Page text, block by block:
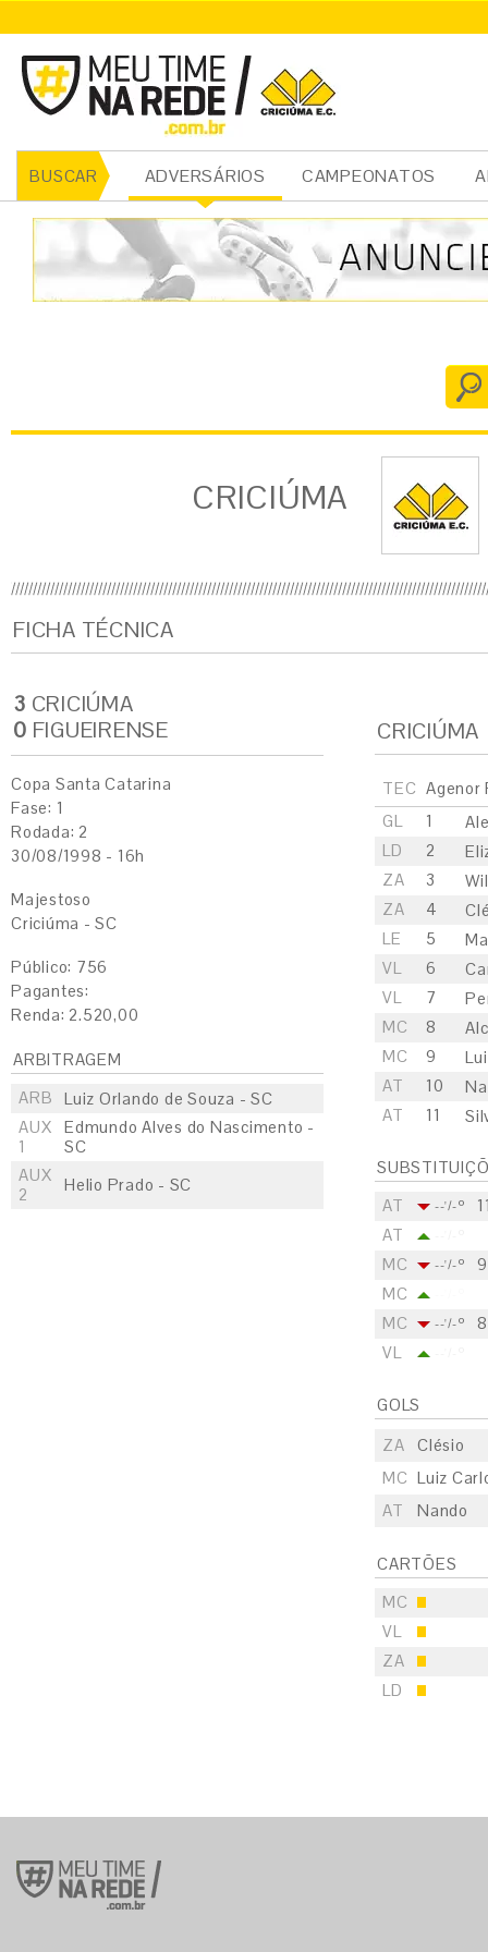
BUSCAR ADVERSÁRIOS CAMPEONATOS
CRICIÚMA
CRICIÚMA
FICHA TÉCNICA
3 CRICIÚMA
0 FIGUEIRENSE
Copa Santa Catarina
Fase: 1
Rodada: 2
30/08/1998 - 16h
Majestoso
Criciúma - SC
Público: 756
Pagantes:
Renda: 2.520,00
ARBITRAGEM
ARB
Luiz Orlando de Souza - SC
AUX
1
Edmundo Alves do Nascimento -
SC
AUX
2
Helio Prado - SC
CRICIÚMA
TEC Agenor
GL
1
LD
2
ZA
3
ZA
4
LE
5
VL
6
VL
7
MC
8
MC
9
AT
10
AT
11
AT
--'/-º
AT
MC --'/-º
9
MC
MC --'/-º
8
VL
GOLS
ZA
Clésio
MC Luiz
AT
Nando
CARTÕES
MC
VL
ZA
LD